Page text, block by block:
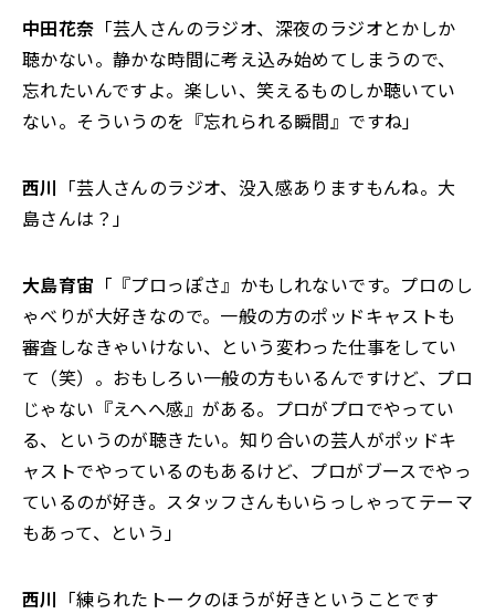
中田花奈 「芸人さんのラジオ、深夜のラジオとかしか
聴かない。静かな時間に考え込み始めてしまうので、
忘れたいんですよ。楽しい、笑えるものしか聴いてい
ない。そういうのを『忘れられる瞬間』ですね」
西川 「芸人さんのラジオ、没入感ありますもんね。大
島さんは？」
大島育宙 「『プロっぽさ』かもしれないです。プロのし
ゃべりが大好きなので。一般の方のポッドキャストも
審査しなきゃいけない、という変わった仕事をしてい
て（笑）。おもしろい一般の方もいるんですけど、プロ
じゃない『えへへ感』がある。プロがプロでやってい
る、というのが聴きたい。知り合いの芸人がポッドキ
ャストでやっているのもあるけど、プロがブースでやっ
ているのが好き。スタッフさんもいらっしゃってテーマ
もあって、という」
西川 「練られたトークのほうが好きということです